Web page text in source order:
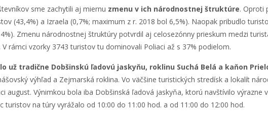
sme zachytili aj miernu zmenu v ich národnostnej štruktúre. Oproti
(43,4%) a Izraela (0,7%; maximum z r. 2018 bol 6,5%). Naopak pribudlo
Zmenu národnostnej štruktúry potvrdil aj celosezónny prieskum medzi
rámci vzorky 3743 turistov tu dominovali Poliaci až s 37% podielom.
už tradične Dobšinskú ľadovú jaskyňu, roklinu Suchá Belá a kaňon
výhľad a Zejmarská roklina. Vo väčšine turistických stredísk a lokalít
august. Výnimkou bola iba Dobšinská ľadová jaskyňa, ktorú navštívilo výrazne
turistov na túry vyrážalo od 10:00 do 11:00 hod. a od 11:00 do 12:00 hod.